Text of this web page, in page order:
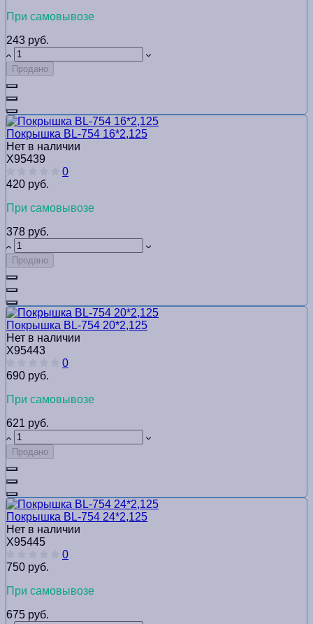
При самовывозе
243 руб.
Продано
Покрышка BL-754 16*2,125
Нет в наличии
Х95439
0
420 руб.
При самовывозе
378 руб.
Продано
Покрышка BL-754 20*2,125
Нет в наличии
Х95443
0
690 руб.
При самовывозе
621 руб.
Продано
Покрышка BL-754 24*2,125
Нет в наличии
Х95445
0
750 руб.
При самовывозе
675 руб.